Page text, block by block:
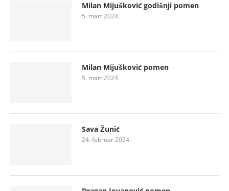
Milan Mijušković godišnji pomen
5. mart 2024.
Milan Mijušković pomen
5. mart 2024.
Sava Žunić
24. februar 2024.